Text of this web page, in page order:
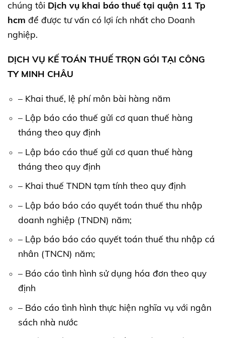
chúng tôi Dịch vụ khai báo thuế tại quận 11 Tp
hcm để được tư vấn có lợi ích nhất cho Doanh
nghiệp.
DỊCH VỤ KẾ TOÁN THUẾ TRỌN GÓI TẠI CÔNG
TY MINH CHÂU
– Khai thuế, lệ phí môn bài hàng năm
– Lập báo cáo thuế gửi cơ quan thuế hàng
tháng theo quy định
– Lập báo cáo thuế gửi cơ quan thuế hàng
tháng theo quy định
– Khai thuế TNDN tạm tính theo quy định
– Lập báo báo cáo quyết toán thuế thu nhập
doanh nghiệp (TNDN) năm;
– Lập báo báo cáo quyết toán thuế thu nhập cá
nhân (TNCN) năm;
– Báo cáo tình hình sử dụng hóa đơn theo quy
định
– Báo cáo tình hình thực hiện nghĩa vụ với ngân
sách nhà nước